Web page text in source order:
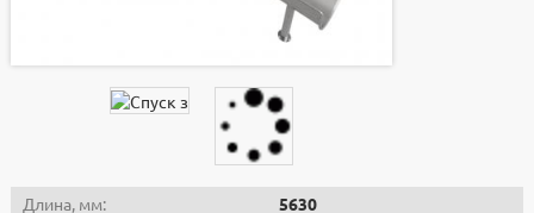
Длина, мм:
5630